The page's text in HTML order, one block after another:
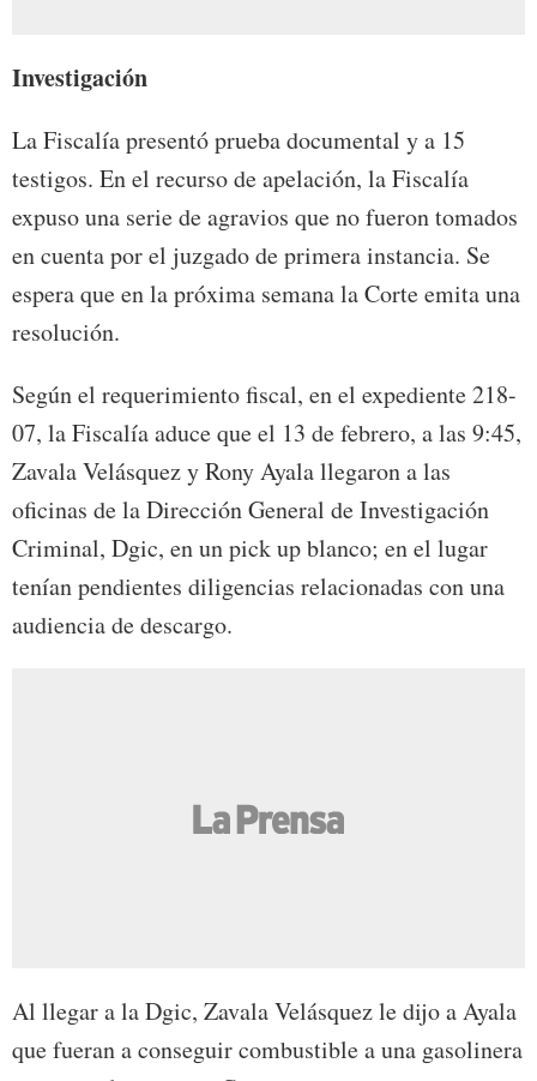
Investigación
La Fiscalía presentó prueba documental y a 15
testigos. En el recurso de apelación, la Fiscalía
expuso una serie de agravios que no fueron tomados
en cuenta por el juzgado de primera instancia. Se
espera que en la próxima semana la Corte emita una
resolución.
Según el requerimiento fiscal, en el expediente 218-
07, la Fiscalía aduce que el 13 de febrero, a las 9:45,
Zavala Velásquez y Rony Ayala llegaron a las
oficinas de la Dirección General de Investigación
Criminal, Dgic, en un pick up blanco; en el lugar
tenían pendientes diligencias relacionadas con una
audiencia de descargo.
Al llegar a la Dgic, Zavala Velásquez le dijo a Ayala
que fueran a conseguir combustible a una gasolinera